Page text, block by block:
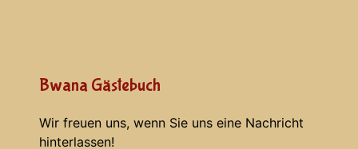
Bwana Gästebuch
Wir freuen uns, wenn Sie uns eine Nachricht
hinterlassen!